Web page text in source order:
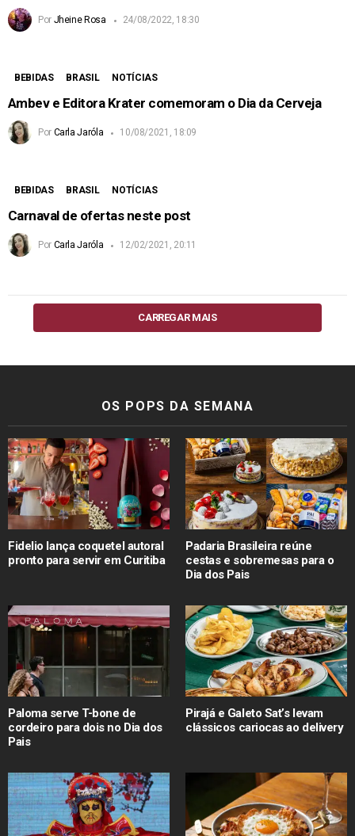
Por Jheine Rosa 24/08/2022, 18:30
BEBIDAS BRASIL NOTÍCIAS
Ambev e Editora Krater comemoram o Dia da Cerveja
Por Carla Jaróla 10/08/2021, 18:09
BEBIDAS BRASIL NOTÍCIAS
Carnaval de ofertas neste post
Por Carla Jaróla 12/02/2021, 20:11
CARREGAR MAIS
OS POPS DA SEMANA
Fidelio lança coquetel autoral
pronto para servir em Curitiba
Padaria Brasileira reúne
cestas e sobremesas para o
Dia dos Pais
Paloma serve T-bone de
cordeiro para dois no Dia dos
Pais
Pirajá e Galeto Sat’s levam
clássicos cariocas ao delivery